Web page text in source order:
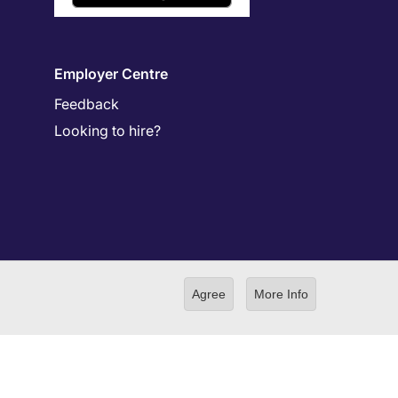
Employer Centre
Feedback
Looking to hire?
Agree More Info